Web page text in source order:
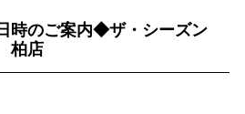
のご案内◆ザ・シーズン
柏店